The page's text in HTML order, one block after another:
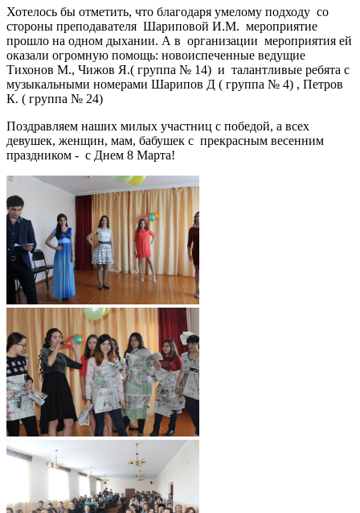
Хотелось бы отметить, что благодаря умелому подходу со
стороны преподавателя Шариповой И.М. мероприятие
прошло на одном дыхании. А в организации мероприятия ей
оказали огромную помощь: новоиспеченные ведущие
Тихонов М., Чижов Я.( группа № 14) и талантливые ребята с
музыкальными номерами Шарипов Д ( группа № 4) , Петров
К. ( группа № 24)
Поздравляем наших милых участниц с победой, а всех
девушек, женщин, мам, бабушек с прекрасным весенним
праздником - с Днем 8 Марта!